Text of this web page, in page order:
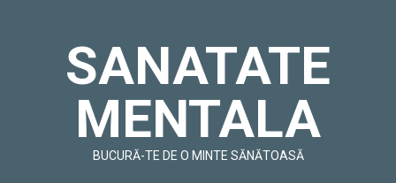
SANATATE
MENTALA
BUCURĂ-TE DE O MINTE SĂNĂTOASĂ